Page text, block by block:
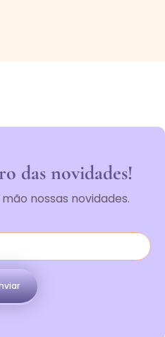
das novidades!
nossas novidades.